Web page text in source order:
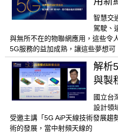
智慧交
駕駛、
與無所不在的物聯網應用，這些令
5G服務的益加成熟，讓這些夢想可
解析
與製
國立台
設計領
受邀主講「5G AiP天線技術發展趨
術的發展，當中射頻天線的